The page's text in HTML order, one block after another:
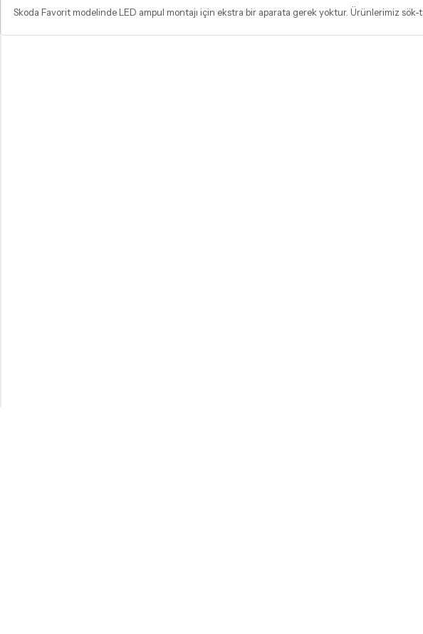
Skoda Favorit modelinde LED ampul montajı için ekstra bir aparata gerek yoktur. Ürünlerimiz